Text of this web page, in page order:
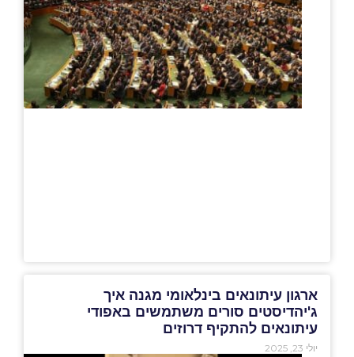
ארגון עיתונאים בינלאומי מגנה איך
ג'יהדיסטים סורים משתמשים באפודי
עיתונאים להתקיף דרוזים
יולי 23, 2025